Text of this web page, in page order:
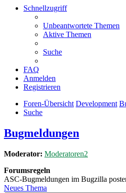
Schnellzugriff
Unbeantwortete Themen
Aktive Themen
Suche
FAQ
Anmelden
Registrieren
Foren-Übersicht Development
Suche
Bugmeldungen
Moderator: Moderatoren2
Forumsregeln
ASC-Bugmeldungen im Bugzilla
Neues Thema